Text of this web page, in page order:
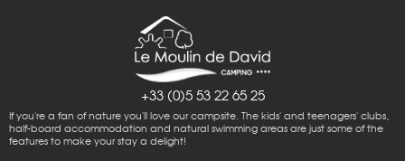
+33 (0)5 53 22 65 25
If you're a fan of nature you'll love our campsite. The kids' and teenagers' clubs,
half-board accommodation and natural swimming areas are just some of the
features to make your stay a delight!